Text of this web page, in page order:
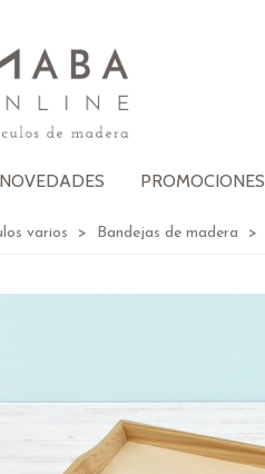
NOVEDADES PROMOCIONES
varios > Bandejas de madera >